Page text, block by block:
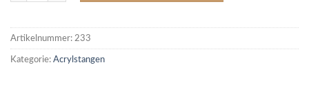
Artikelnummer: 233
Kategorie: Acrylstangen